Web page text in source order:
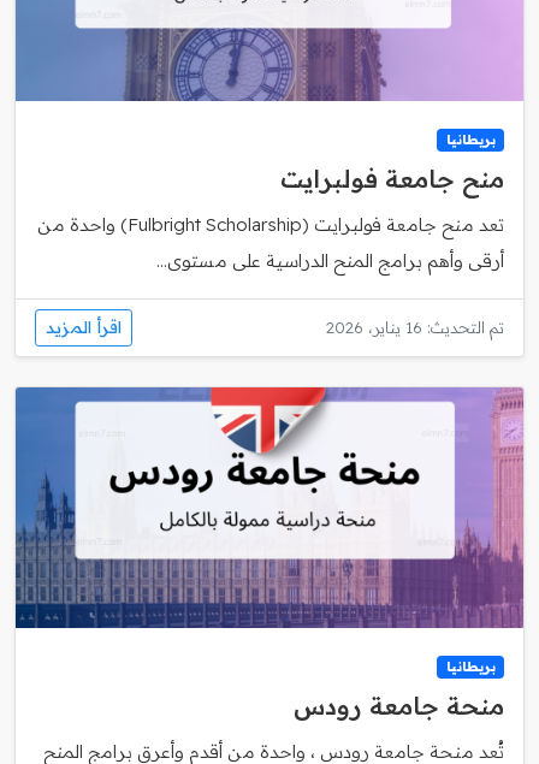
بريطانيا
منح جامعة فولبرايت
تعد منح جامعة فولبرايت (Fulbright Scholarship) واحدة من
أرقى وأهم برامج المنح الدراسية على مستوى...
تم التحديث: 16 يناير، 2026 اقرأ المزيد
بريطانيا
منحة جامعة رودس
تُعد منحة جامعة رودس ، واحدة من أقدم وأعرق برامج المنح